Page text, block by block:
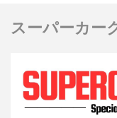
スーパーカー